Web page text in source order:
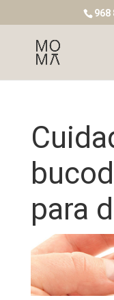
968
para